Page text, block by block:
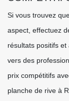
Si vous trouvez
aspect, effectuez
résultats positifs
vers des
prix compétitifs
planche de rive à